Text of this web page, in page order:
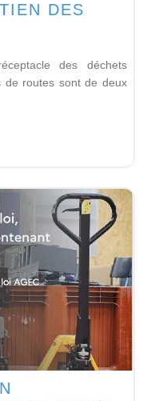
DES
des déchets
de routes sont de deux